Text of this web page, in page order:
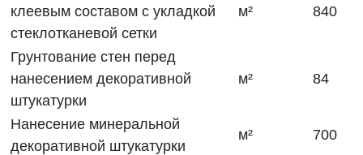
клеевым составом с укладкой
стеклотканевой сетки
м² 840
Грунтование стен перед
нанесением декоративной
штукатурки
м² 84
Нанесение минеральной
декоративной штукатурки
м² 700